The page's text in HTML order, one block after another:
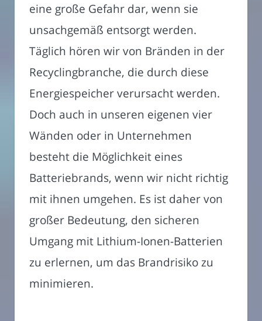
eine große Gefahr dar, wenn sie
unsachgemäß entsorgt werden.
Täglich hören wir von Bränden in der
Recyclingbranche, die durch diese
Energiespeicher verursacht werden.
Doch auch in unseren eigenen vier
Wänden oder in Unternehmen
besteht die Möglichkeit eines
Batteriebrands, wenn wir nicht richtig
mit ihnen umgehen. Es ist daher von
großer Bedeutung, den sicheren
Umgang mit Lithium-Ionen-Batterien
zu erlernen, um das Brandrisiko zu
minimieren.